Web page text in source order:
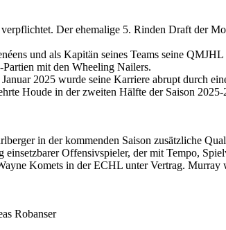
Der ehemalige 5. Rinden Draft der
und als Kapitän seines Teams seine
mit den Wheeling Nailers.
2025 wurde seine Karriere abrupt durch
Houde in der zweiten Hälfte der Saison
in der kommenden Saison zusätzliche
Offensivspieler, der mit Tempo,
Komets in der ECHL unter Vertrag.
Robanser